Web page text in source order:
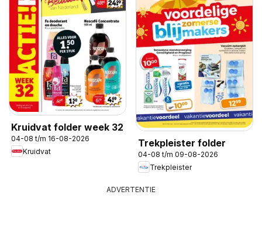
Kruidvat folder week 32
04-08 t/m 16-08-2026
Kruidvat
Trekpleister folder
04-08 t/m 09-08-2026
Trekpleister
ADVERTENTIE